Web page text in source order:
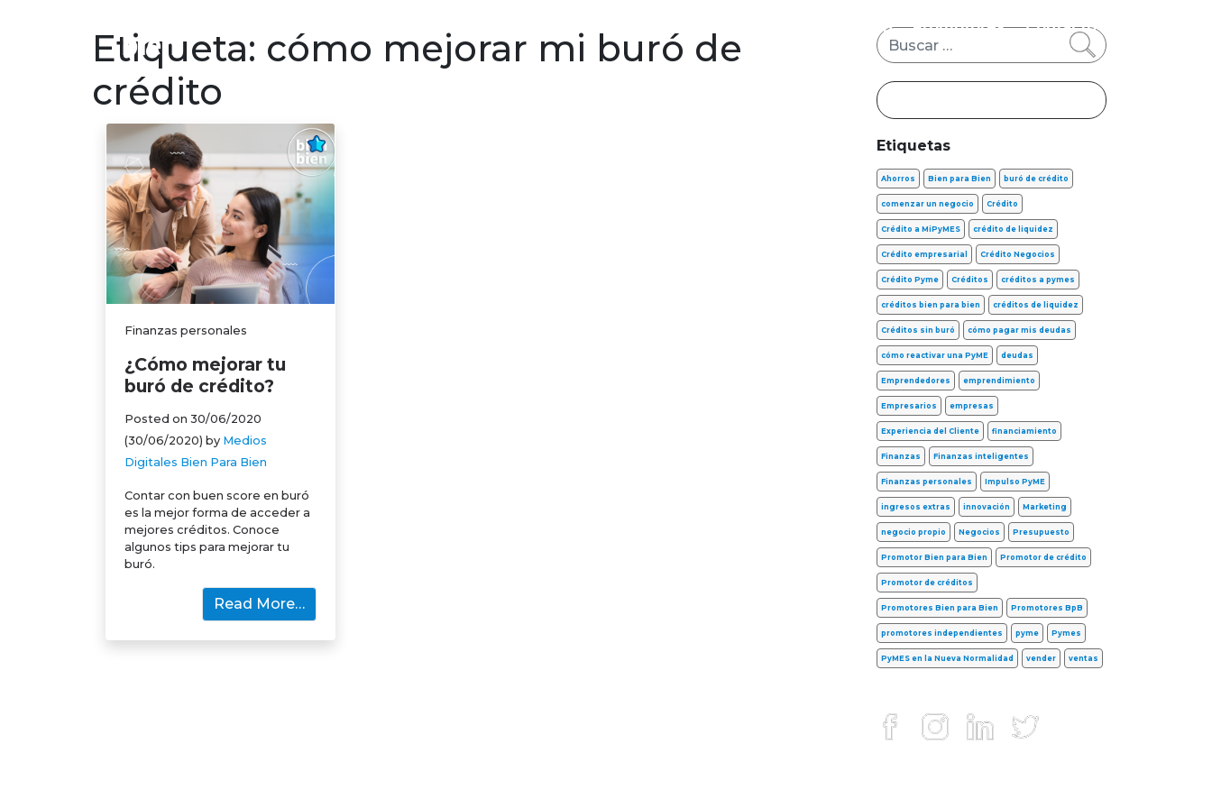
FinTech Promotores Contacto
Etiqueta: cómo mejorar mi buró de
crédito
Finanzas personales
¿Cómo mejorar tu
buró de crédito?
Posted on 30/06/2020
(30/06/2020) by Medios
Digitales Bien Para Bien
Contar con buen score en buró
es la mejor forma de acceder a
mejores créditos. Conoce
algunos tips para mejorar tu
buró.
Read More…
Buscar
Etiquetas
Ahorros Bien para Bien buró de crédito
comenzar un negocio Crédito
Crédito a MiPyMES crédito de liquidez
Crédito empresarial Crédito Negocios
Crédito Pyme Créditos créditos a pymes
créditos bien para bien créditos de liquidez
Créditos sin buró cómo pagar mis deudas
cómo reactivar una PyME deudas
Emprendedores emprendimiento
Empresarios empresas
Experiencia del Cliente financiamiento
Finanzas Finanzas inteligentes
Finanzas personales Impulso PyME
ingresos extras innovación Marketing
negocio propio Negocios Presupuesto
Promotor Bien para Bien Promotor de crédito
Promotor de créditos
Promotores Bien para Bien Promotores BpB
promotores independientes pyme Pymes
PyMES en la Nueva Normalidad vender ventas